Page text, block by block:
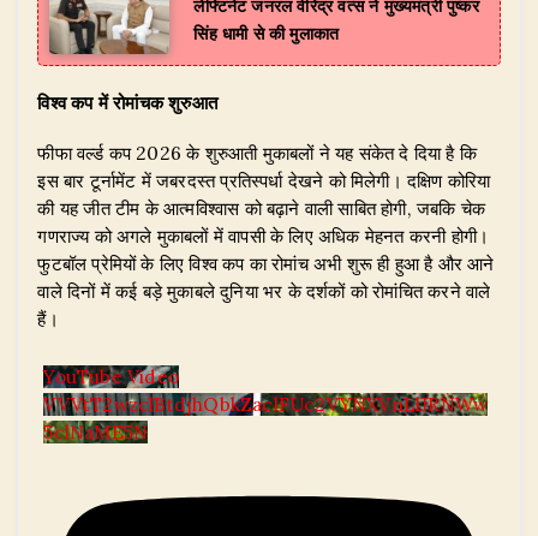
लेफ्टिनेंट जनरल वीरेंद्र वत्स ने मुख्यमंत्री पुष्कर
सिंह धामी से की मुलाकात
विश्व कप में रोमांचक शुरुआत
फीफा वर्ल्ड कप 2026 के शुरुआती मुकाबलों ने यह संकेत दे दिया है कि
इस बार टूर्नामेंट में जबरदस्त प्रतिस्पर्धा देखने को मिलेगी। दक्षिण कोरिया
की यह जीत टीम के आत्मविश्वास को बढ़ाने वाली साबित होगी, जबकि चेक
गणराज्य को अगले मुकाबलों में वापसी के लिए अधिक मेहनत करनी होगी।
फुटबॉल प्रेमियों के लिए विश्व कप का रोमांच अभी शुरू ही हुआ है और आने
वाले दिनों में कई बड़े मुकाबले दुनिया भर के दर्शकों को रोमांचित करने वाले
हैं।
YouTube Video
VVVtT2wzclBtdjhQbkZaclFUc2VYNXVnLlJRNWw
5clNaME5N